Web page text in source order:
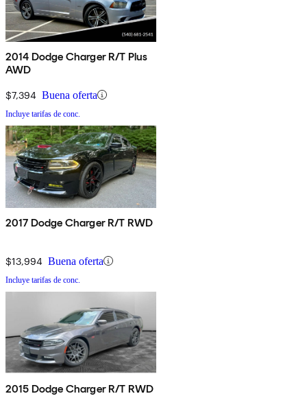
2014 Dodge Charger R/T Plus
AWD
$7,394 Buena oferta
Incluye tarifas de conc.
2017 Dodge Charger R/T RWD
$13,994 Buena oferta
Incluye tarifas de conc.
2015 Dodge Charger R/T RWD